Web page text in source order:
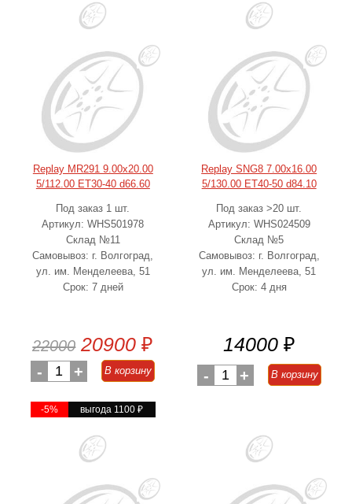
Replay MR291 9.00x20.00
5/112.00 ET30-40 d66.60
Под заказ 1 шт.
Артикул: WHS501978
Склад №11
Самовывоз: г. Волгоград,
ул. им. Менделеева, 51
Срок: 7 дней
22000 20900 ₽
- 1 + В корзину
-5% выгода 1100₽
Replay SNG8 7.00x16.00
5/130.00 ET40-50 d84.10
Под заказ >20 шт.
Артикул: WHS024509
Склад №5
Самовывоз: г. Волгоград,
ул. им. Менделеева, 51
Срок: 4 дня
14000 ₽
- 1 + В корзину